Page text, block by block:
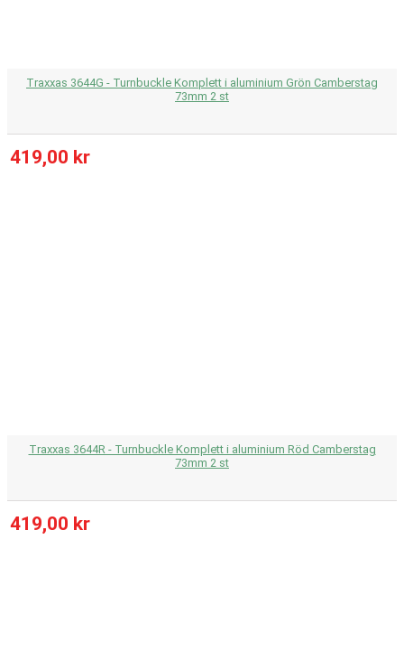
Traxxas 3644G - Turnbuckle Komplett i aluminium Grön Camberstag
73mm 2 st
419,00 kr
Traxxas 3644R - Turnbuckle Komplett i aluminium Röd Camberstag
73mm 2 st
419,00 kr